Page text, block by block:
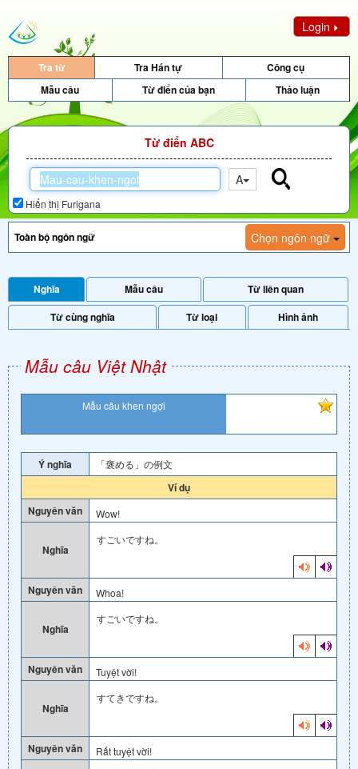
Login
Tra từ Tra Hán tự
Công cụ
Mẫu câu
Từ điển của bạn Thảo luận
Từ điển ABC
A
Hiển thị Furigana
Chọn ngôn ngữ
Nghĩa Mẫu câu
Từ liên quan
Từ cùng nghĩa
Từ loại Hình ảnh
Mẫu câu Việt Nhật
Mẫu câu khen ngợi
Ý nghĩa 「褒める」の例文
Ví dụ
Nguyên văn
Wow!
Nghĩa
すごいですね。
Nguyên văn Whoa!
Nghĩa
すごいですね。
Nguyên văn Tuyệt vời!
Nghĩa
すてきですね。
Nguyên văn Rất tuyệt vời!